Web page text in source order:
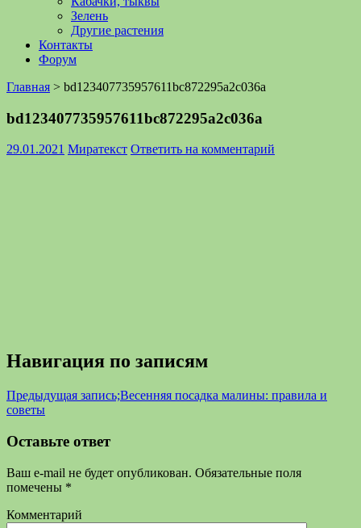
Зелень
Другие растения
Контакты
Форум
Главная > bd123407735957611bc872295a2c036a
bd123407735957611bc872295a2c036a
29.01.2021 Миратекст Ответить на комментарий
Навигация по записям
Предыдущая запись;Весенняя посадка малины: правила и
советы
Оставьте ответ
Ваш e-mail не будет опубликован. Обязательные поля
помечены *
Комментарий